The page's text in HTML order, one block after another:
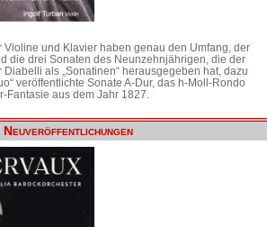
Violine und Klavier haben genau den Umfang, der
die drei Sonaten des Neunzehnjährigen, die der
als „Sonatinen“ herausgegeben hat, dazu
veröffentlichte Sonate A-Dur, das h-Moll-Rondo
aus dem Jahr 1827.
Neuveröffentlichungen